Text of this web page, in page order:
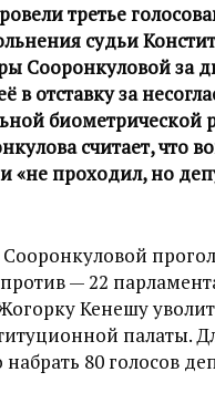
третье
судьи
Сооронкуловой за
в отставку за
биометрической
считает, что
«не проходил, но
Сооронкуловой
— 22
Кенешу
палаты.
80 голосов